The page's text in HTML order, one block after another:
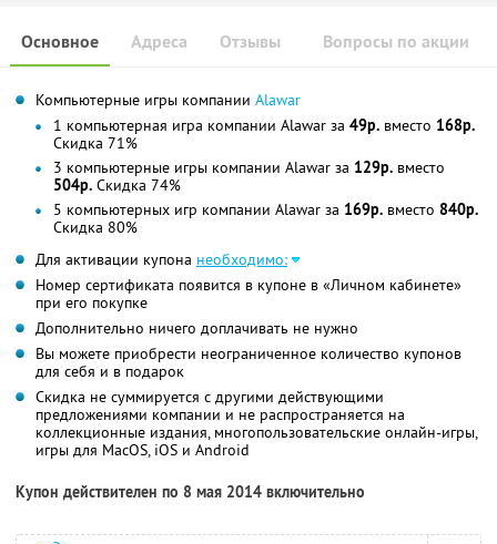
Основное Отзывы Вопросы по акции
Адреса
Компьютерные игры компании Alawar
1 компьютерная игра компании Alawar за 49р. вместо 168р.
Скидка 71%
3 компьютерные игры компании Alawar за 129р. вместо
504р. Скидка 74%
5 компьютерных игр компании Alawar за 169р. вместо 840р.
Скидка 80%
Для активации купона необходимо:
Номер сертификата появится в купоне в «Личном кабинете»
при его покупке
Дополнительно ничего доплачивать не нужно
Вы можете приобрести неограниченное количество купонов
для себя и в подарок
Скидка не суммируется с другими действующими
предложениями компании и не распространяется на
коллекционные издания, многопользовательские онлайн-игры,
игры для MacOS, iOS и Android
Купон действителен по 8 мая 2014 включительно